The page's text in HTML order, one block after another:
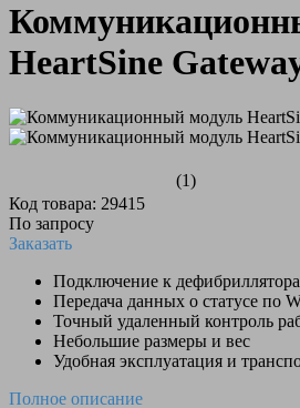
HeartSine
(1)
Код товара: 29415
По запросу
Заказать
Подключение к
Передача данных о статусе по
Точный удаленный контроль
Небольшие размеры и вес
Удобная эксплуатация и
Полное описание